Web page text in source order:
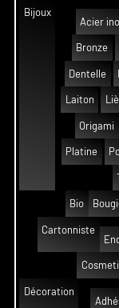
Bijoux
Acier
Bronze
Dentelle
Laiton
Origami
Platine
Bio
Cartonniste
Décoration